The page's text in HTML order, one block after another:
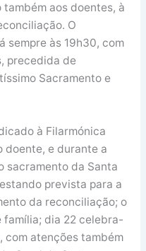
aos doentes, à
O
sempre às 19h30, com
precedida de
Sacramento e
à Filarmónica
doente, e durante a
sacramento da Santa
prevista para a
da reconciliação; o
família; dia 22 celebra-
com atenções também